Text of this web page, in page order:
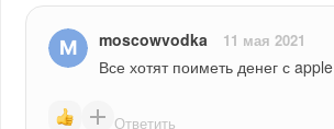
moscowvodka 11 мая 2021
Все хотят поиметь денег с apple
Ответить